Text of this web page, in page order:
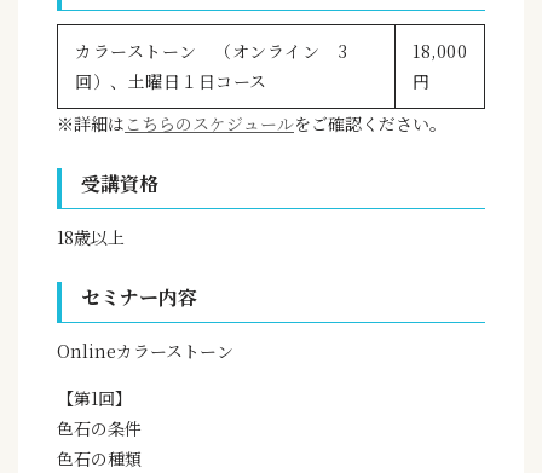
カラーストーン （オンライン 3
回）、土曜日１日コース
18,000
円
※詳細は こちらのスケジュールをご確認ください。
受講資格
18歳以上
セミナー内容
Onlineカラーストーン
【第1回】
色石の条件
色石の種類